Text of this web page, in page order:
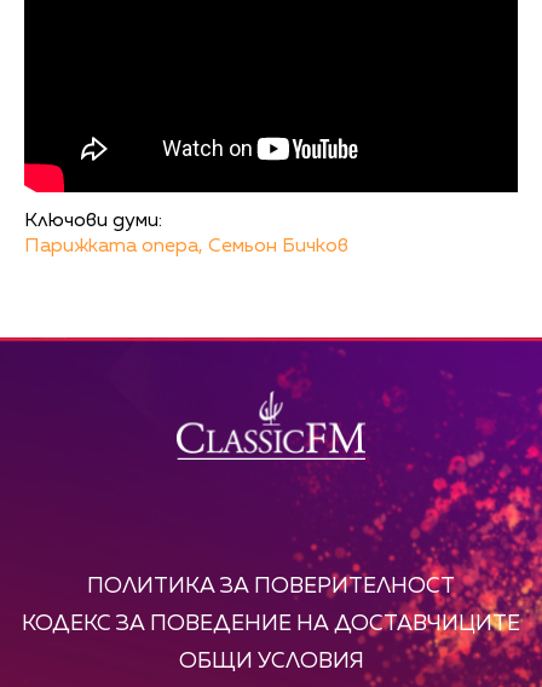
Ключови думи:
Парижката опера, Семьон Бичков
ПОЛИТИКА ЗА ПОВЕРИТЕЛНОСТ
КОДЕКС ЗА ПОВЕДЕНИЕ НА ДОСТАВЧИЦИТЕ
ОБЩИ УСЛОВИЯ